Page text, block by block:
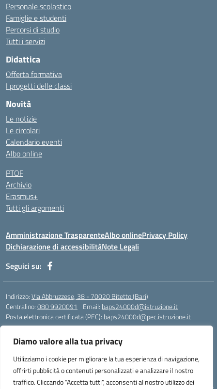
Diamo valore alla tua privacy
Utilizziamo i cookie per migliorare la tua esperienza di navigazione,
offrirti pubblicità o contenuti personalizzati e analizzare il nostro
traffico. Cliccando “Accetta tutti”, acconsenti al nostro utilizzo dei
Personale scolastico
Famiglie e studenti
Percorsi di studio
Tutti i servizi
Didattica
Offerta formativa
I progetti delle classi
Novità
Le notizie
Le circolari
Calendario eventi
Albo online
PTOF
Archivio
Erasmus+
Tutti gli argomenti
Amministrazione TrasparenteAlbo onlinePrivacy Policy
Dichiarazione di accessibilitàNote Legali
Seguici su:
Indirizzo:Via Abbruzzese, 38 - 70020 Bitetto (Bari)
Centralino:080 9920091 Email: baps24000d@istruzione.it
Posta elettronica certificata (PEC): baps24000d@pec.istruzione.it
Codice meccanografico:BAPS24000D
Codice Indice delle Pubbliche Amministrazioni (IPA): istsc_baps24000d
Codice unico di fatturazione (CUF): UFOR9J